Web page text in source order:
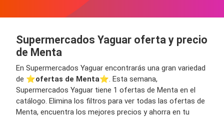
Supermercados Yaguar oferta y precio
de Menta
En Supermercados Yaguar encontrarás una gran variedad
de ⭐️ofertas de Menta⭐️. Esta semana,
Supermercados Yaguar tiene 1 ofertas de Menta en el
catálogo. Elimina los filtros para ver todas las ofertas de
Menta, encuentra los mejores precios y ahorra en tu